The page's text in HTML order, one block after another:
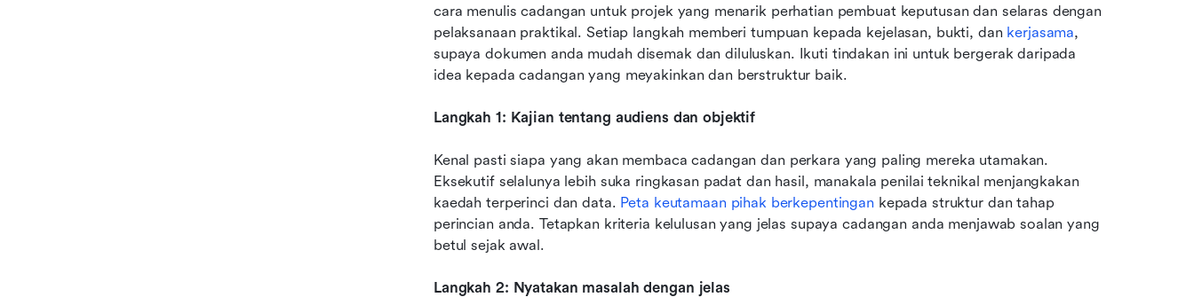
cara menulis cadangan untuk projek yang menarik perhatian pembuat keputusan dan selaras dengan
pelaksanaan praktikal. Setiap langkah memberi tumpuan kepada kejelasan, bukti, dan kerjasama,
supaya dokumen anda mudah disemak dan diluluskan. Ikuti tindakan ini untuk bergerak daripada
idea kepada cadangan yang meyakinkan dan berstruktur baik.
Langkah 1: Kajian tentang audiens dan objektif
Kenal pasti siapa yang akan membaca cadangan dan perkara yang paling mereka utamakan.
Eksekutif selalunya lebih suka ringkasan padat dan hasil, manakala penilai teknikal menjangkakan
kaedah terperinci dan data. Peta keutamaan pihak berkepentingan kepada struktur dan tahap
perincian anda. Tetapkan kriteria kelulusan yang jelas supaya cadangan anda menjawab soalan yang
betul sejak awal.
Langkah 2: Nyatakan masalah dengan jelas